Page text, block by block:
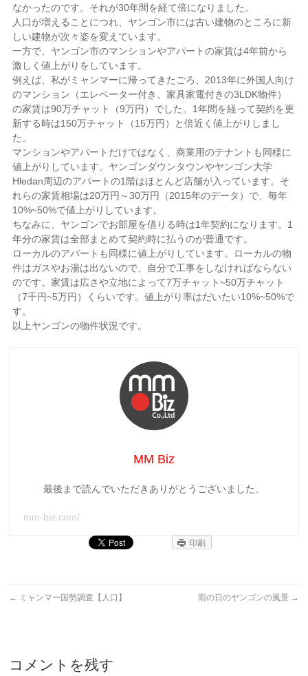
なかったのです。それが30年間を経て倍になりました。
人口が増えることにつれ、ヤンゴン市には古い建物のところに新
しい建物が次々姿を変えています。
一方で、ヤンゴン市のマンションやアパートの家賃は4年前から
激しく値上がりをしています。
例えば、私がミャンマーに帰ってきたごろ、2013年に外国人向け
のマンション（エレベーター付き、家具家電付きの3LDK物件）
の家賃は90万チャット（9万円）でした。1年間を経って契約を更
新する時は150万チャット（15万円）と倍近く値上がりしまし
た。
マンションやアパートだけではなく、商業用のテナントも同様に
値上がりしています。ヤンゴンダウンタウンやヤンゴン大学
Hledan周辺のアパートの1階はほとんど店舗が入っています。そ
れらの家賃相場は20万円～30万円（2015年のデータ）で、毎年
10%~50%で値上がりしています。
ちなみに、ヤンゴンでお部屋を借りる時は1年契約になります。1
年分の家賃は全部まとめて契約時に払うのが普通です。
ローカルのアパートも同様に値上がりしています。ローカルの物
件はガスやお湯は出ないので、自分で工事をしなければならない
のです。家賃は広さや立地によって7万チャット~50万チャット
（7千円~5万円）くらいです。値上がり率はだいたい10%~50%で
す。
以上ヤンゴンの物件状況です。
MM Biz
最後まで読んでいただきありがとうございました。
mm-biz.com/
印刷
← ミャンマー国勢調査【人口】 雨の日のヤンゴンの風景 →
コメントを残す